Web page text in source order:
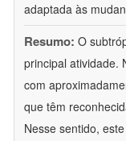
adaptada às
Resumo: O
principal atividade.
com
que têm
Nesse sentido, este